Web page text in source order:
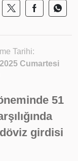
Tarihi:
Cumartesi
51
girdisi